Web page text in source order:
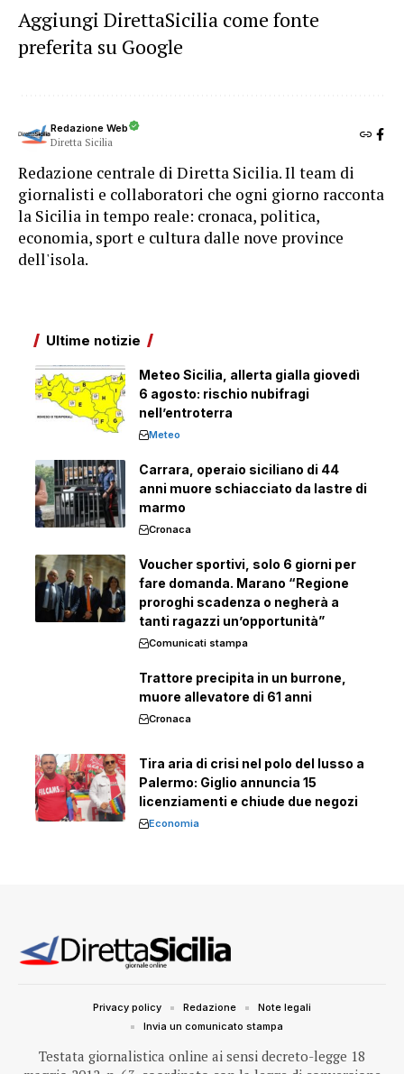
Aggiungi DirettaSicilia come fonte
preferita su Google
Redazione Web
Diretta Sicilia
Redazione centrale di Diretta Sicilia. Il team di
giornalisti e collaboratori che ogni giorno racconta
la Sicilia in tempo reale: cronaca, politica,
economia, sport e cultura dalle nove province
dell'isola.
Ultime notizie
Meteo Sicilia, allerta gialla giovedì
6 agosto: rischio nubifragi
nell’entroterra
Meteo
Carrara, operaio siciliano di 44
anni muore schiacciato da lastre di
marmo
Cronaca
Voucher sportivi, solo 6 giorni per
fare domanda. Marano “Regione
proroghi scadenza o negherà a
tanti ragazzi un’opportunità”
Comunicati stampa
Trattore precipita in un burrone,
muore allevatore di 61 anni
Cronaca
Tira aria di crisi nel polo del lusso a
Palermo: Giglio annuncia 15
licenziamenti e chiude due negozi
Economia
Testata giornalistica online ai sensi decreto-legge 18
Privacy policy Redazione
Note legali
Invia un comunicato stampa